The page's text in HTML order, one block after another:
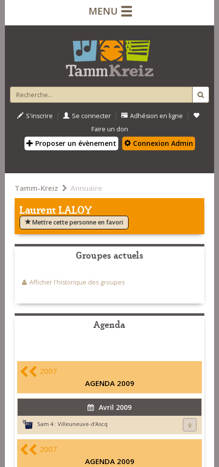
MENU
S'inscrire | Se connecter | Adhésion en ligne |
Faire un don
Proposer un évènement Connexion Admin
Tamm-Kreiz Annuaire
Laurent LALOY
Mettre cette personne en favori
Groupes actuels
Afficher l'historique des groupes
Agenda
2007
AGENDA 2009
Avril 2009
Sam 4 : Villeuneuve-d'Ascq
2007
AGENDA 2009